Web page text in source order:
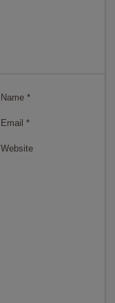
Name *
Email *
Website